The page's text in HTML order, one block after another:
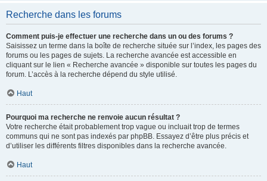
Recherche dans les forums
Comment puis-je effectuer une recherche dans un ou des forums ?
Saisissez un terme dans la boîte de recherche située sur l’index, les pages des
forums ou les pages de sujets. La recherche avancée est accessible en
cliquant sur le lien « Recherche avancée » disponible sur toutes les pages du
forum. L’accès à la recherche dépend du style utilisé.
Haut
Pourquoi ma recherche ne renvoie aucun résultat ?
Votre recherche était probablement trop vague ou incluait trop de termes
communs qui ne sont pas indexés par phpBB. Essayez d’être plus précis et
d’utiliser les différents filtres disponibles dans la recherche avancée.
Haut